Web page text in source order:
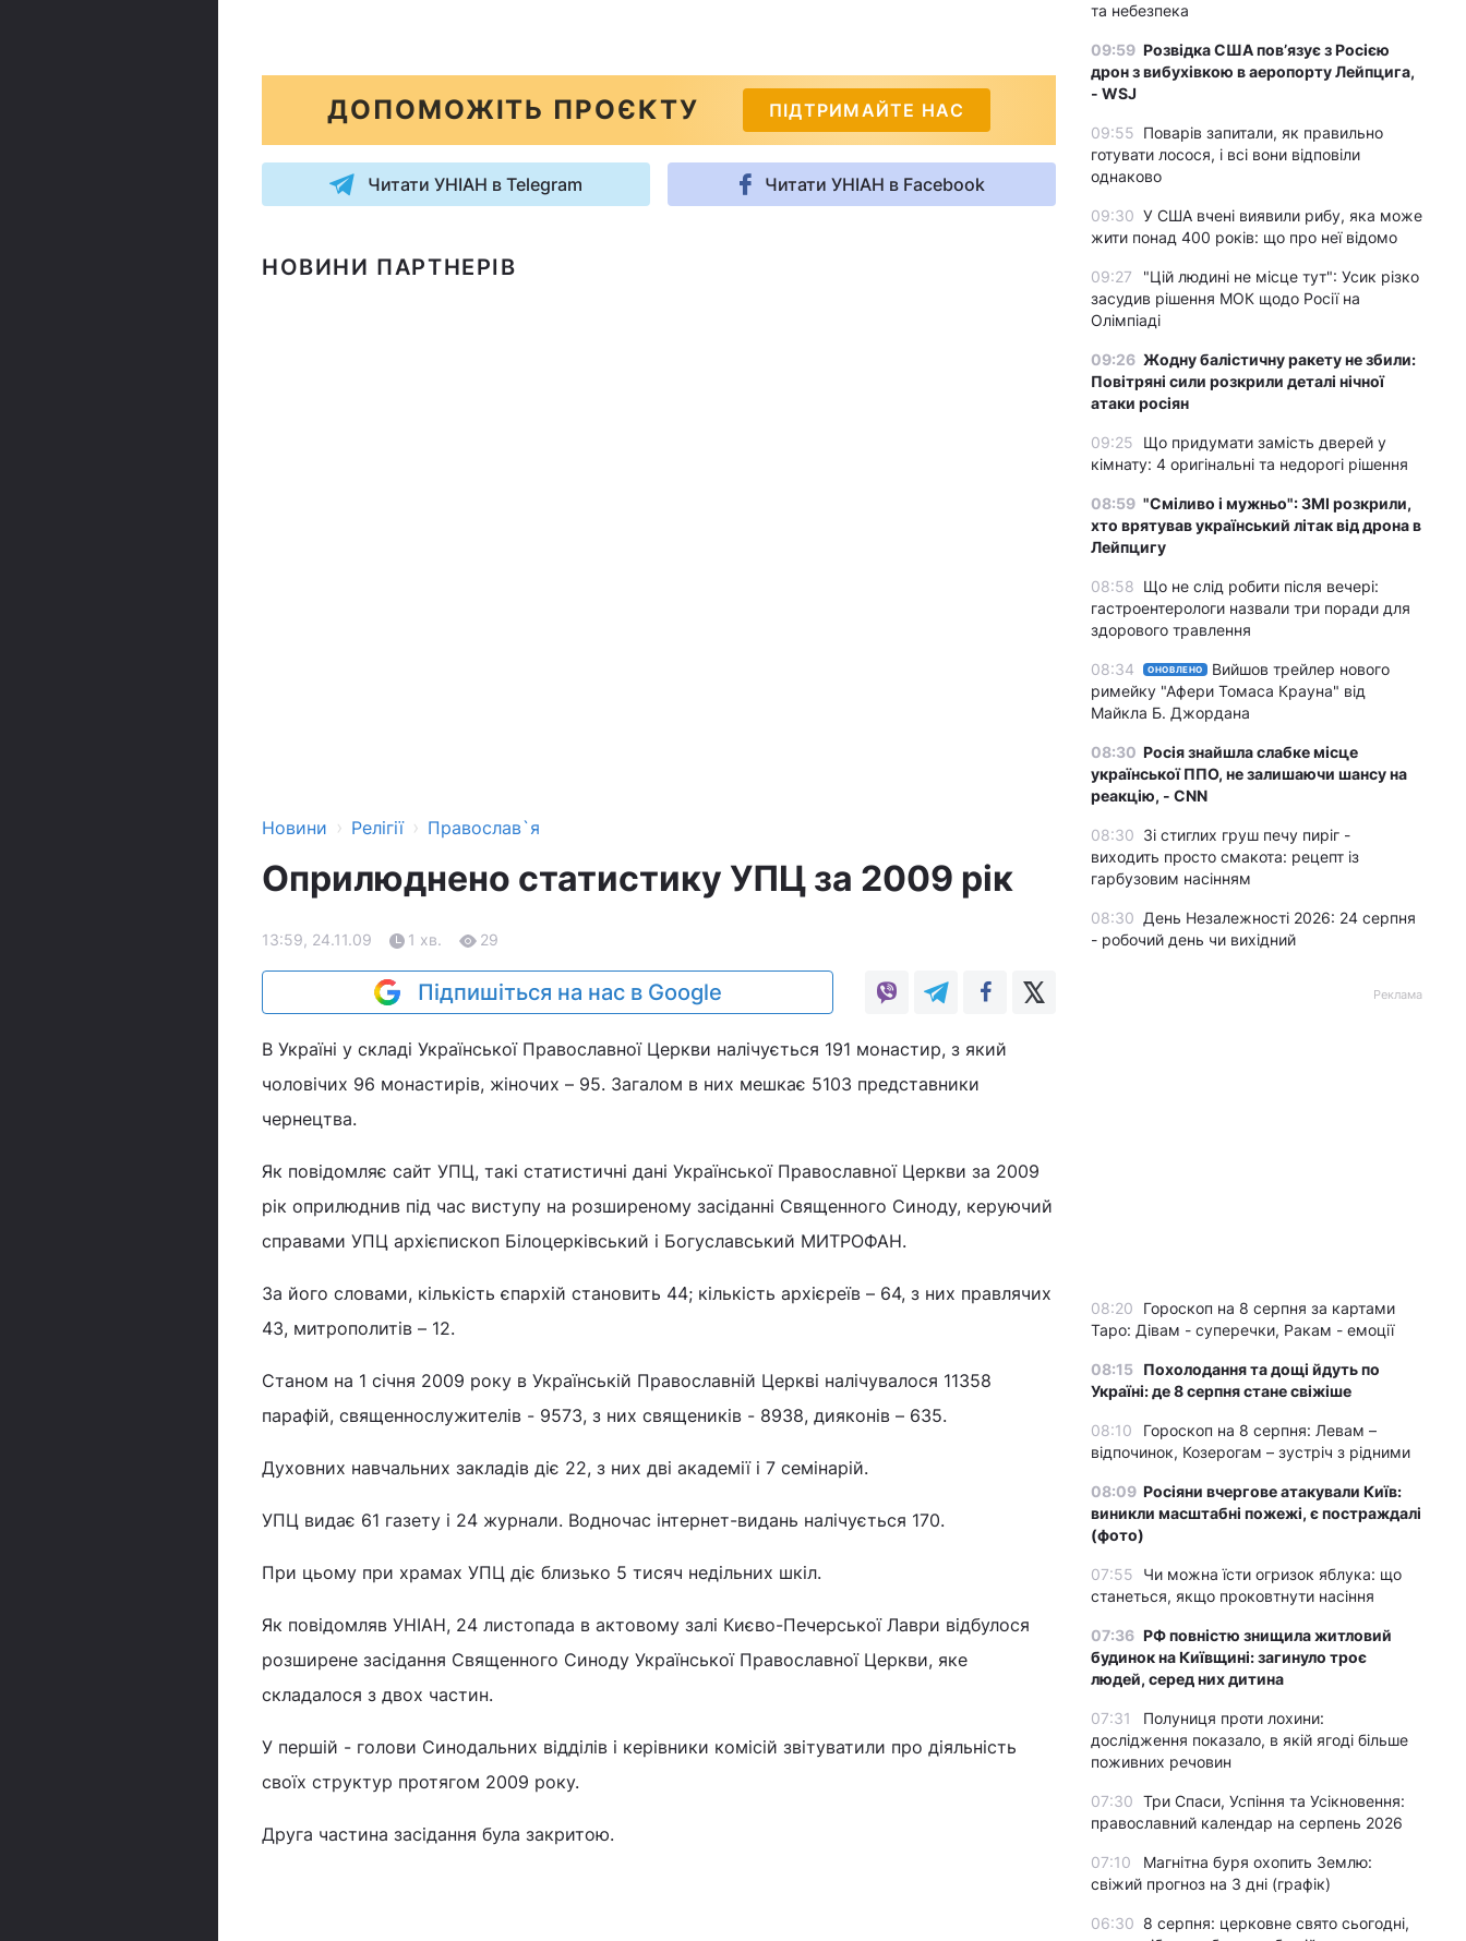
ДОПОМОЖІТЬ ПРОЄКТУ ПІДТРИМАЙТЕ НАС
Читати УНІАН в Telegram Читати УНІАН в Facebook
НОВИНИ ПАРТНЕРІВ
Новини › Релігії › Православ`я
Оприлюднено статистику УПЦ за 2009 рік
13:59, 24.11.09 1 хв. 29
Підпишіться на нас в Google
В Україні у складі Української Православної Церкви налічується 191 монастир, з який
чоловічих 96 монастирів, жіночих – 95. Загалом в них мешкає 5103 представники
чернецтва.
Як повідомляє сайт УПЦ, такі статистичні дані Української Православної Церкви за 2009
рік оприлюднив під час виступу на розширеному засіданні Священного Синоду, керуючий
справами УПЦ архієпископ Білоцерківський і Богуславський МИТРОФАН.
За його словами, кількість єпархій становить 44; кількість архієреїв – 64, з них правлячих
43, митрополитів – 12.
Станом на 1 січня 2009 року в Українській Православній Церкві налічувалося 11358
парафій, священнослужителів - 9573, з них священиків - 8938, дияконів – 635.
Духовних навчальних закладів діє 22, з них дві академії і 7 семінарій.
УПЦ видає 61 газету і 24 журнали. Водночас інтернет-видань налічується 170.
При цьому при храмах УПЦ діє близько 5 тисяч недільних шкіл.
Як повідомляв УНІАН, 24 листопада в актовому залі Києво-Печерської Лаври відбулося
розширене засідання Священного Синоду Української Православної Церкви, яке
складалося з двох частин.
У першій - голови Синодальних відділів і керівники комісій звітуватили про діяльність
своїх структур протягом 2009 року.
Друга частина засідання була закритою.
та небезпека
09:59 Розвідка США пов’язує з Росією
дрон з вибухівкою в аеропорту Лейпцига,
- WSJ
09:55 Поварів запитали, як правильно
готувати лосося, і всі вони відповіли
однаково
09:30 У США вчені виявили рибу, яка може
жити понад 400 років: що про неї відомо
09:27
"Цій людині не місце тут": Усик різко
засудив рішення МОК щодо Росії на
Олімпіаді
09:26 Жодну балістичну ракету не збили:
Повітряні сили розкрили деталі нічної
атаки росіян
09:25
Що придумати замість дверей у
кімнату: 4 оригінальні та недорогі рішення
08:59 "Сміливо і мужньо": ЗМІ розкрили,
хто врятував український літак від дрона в
Лейпцигу
08:58 Що не слід робити після вечері:
гастроентерологи назвали три поради для
здорового травлення
08:34 ОНОВЛЕНО
Вийшов трейлер нового
римейку "Афери Томаса Крауна" від
Майкла Б. Джордана
08:30 Росія знайшла слабке місце
української ППО, не залишаючи шансу на
реакцію, - CNN
08:30 Зі стиглих груш печу пиріг -
виходить просто смакота: рецепт із
гарбузовим насінням
08:30 День Незалежності 2026: 24 серпня
- робочий день чи вихідний
Реклама
08:20
Гороскоп на 8 серпня за картами
Таро: Дівам - суперечки, Ракам - емоції
08:15 Похолодання та дощі йдуть по
Україні: де 8 серпня стане свіжіше
08:10
Гороскоп на 8 серпня: Левам –
відпочинок, Козерогам – зустріч з рідними
08:09 Росіяни вчергове атакували Київ:
виникли масштабні пожежі, є постраждалі
(фото)
07:55
Чи можна їсти огризок яблука: що
станеться, якщо проковтнути насіння
07:36 РФ повністю знищила житловий
будинок на Київщині: загинуло троє
людей, серед них дитина
07:31
Полуниця проти лохини:
дослідження показало, в якій ягоді більше
поживних речовин
07:30 Три Спаси, Успіння та Усікновення:
православний календар на серпень 2026
07:10
Магнітна буря охопить Землю:
свіжий прогноз на 3 дні (графік)
06:30 8 серпня: церковне свято сьогодні,